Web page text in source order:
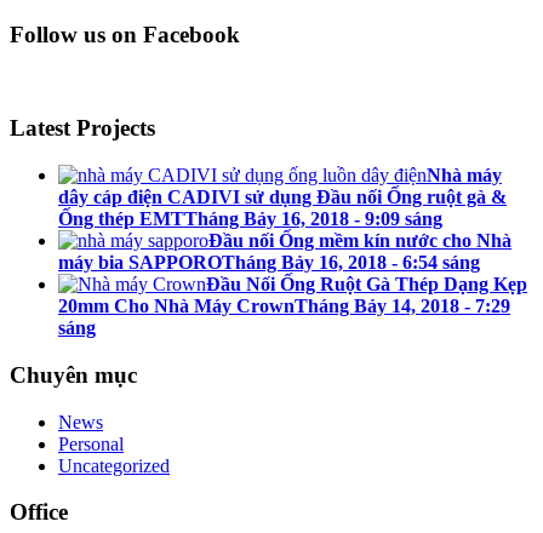
Follow us on Facebook
Latest Projects
Nhà máy
dây cáp điện CADIVI sử dụng Đầu nối Ống ruột gà &
Ống thép EMTTháng Bảy 16, 2018 - 9:09 sáng
Đầu nối Ống mềm kín nước cho Nhà
máy bia SAPPOROTháng Bảy 16, 2018 - 6:54 sáng
Đầu Nối Ống Ruột Gà Thép Dạng Kẹp
20mm Cho Nhà Máy CrownTháng Bảy 14, 2018 - 7:29
sáng
Chuyên mục
News
Personal
Uncategorized
Office